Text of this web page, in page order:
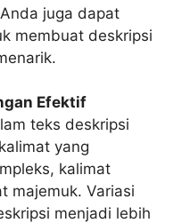
juga dapat
membuat deskripsi
Efektif
teks deskripsi
yang
kalimat
majemuk. Variasi
menjadi lebih